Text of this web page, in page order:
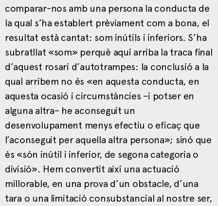
comparar-nos amb una persona la conducta de
la qual s’ha establert prèviament com a bona, el
resultat està cantat: som inútils i inferiors. S’ha
subratllat «som» perquè aquí arriba la traca final
d’aquest rosari d’autotrampes: la conclusió a la
qual arribem no és «en aquesta conducta, en
aquesta ocasió i circumstàncies –i potser en
alguna altra– he aconseguit un
desenvolupament menys efectiu o eficaç que
l’aconseguit per aquella altra persona»; sinó que
és «són inútil i inferior, de segona categoria o
divisió». Hem convertit així una actuació
millorable, en una prova d’un obstacle, d’una
tara o una limitació consubstancial al nostre ser,